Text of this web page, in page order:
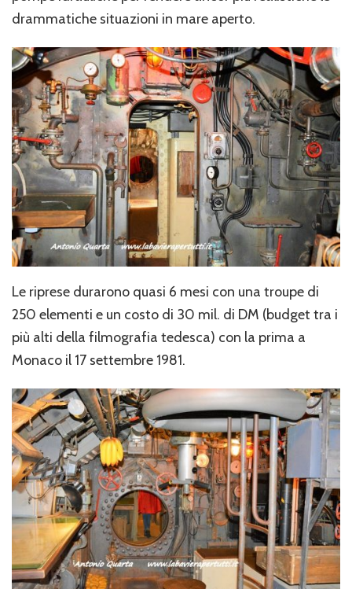
drammatiche situazioni in mare aperto.
Le riprese durarono quasi 6 mesi con una troupe di
250 elementi e un costo di 30 mil. di DM (budget tra i
più alti della filmografia tedesca) con la prima a
Monaco il 17 settembre 1981.